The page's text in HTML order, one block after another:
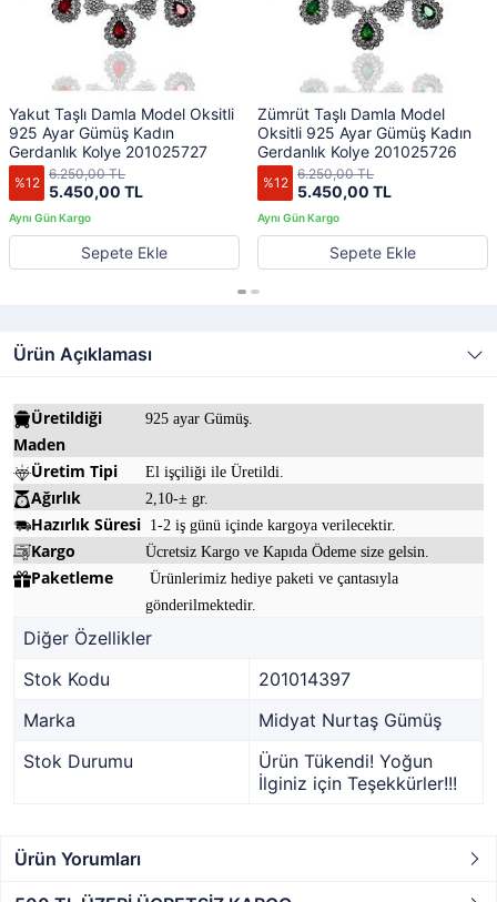
Yakut Taşlı Damla Model Oksitli
925 Ayar Gümüş Kadın
Gerdanlık Kolye 201025727
%12 5.450,00 TL
6.250,00 TL
Sepete Ekle
Zümrüt Taşlı Damla Model
Oksitli 925 Ayar Gümüş Kadın
Gerdanlık Kolye 201025726
%12 5.450,00 TL
6.250,00 TL
Sepete Ekle
Ürün Açıklaması
Üretildiği
Maden
925 ayar Gümüş.
Üretim Tipi El işçiliği ile Üretildi.
Ağırlık 2,10-± gr.
Hazırlık Süresi 1-2 iş günü içinde kargoya verilecektir.
Kargo Ücretsiz Kargo ve Kapıda Ödeme size gelsin.
Paketleme
Ürünlerimiz hediye paketi ve çantasıyla
gönderilmektedir.
Diğer Özellikler
Stok Kodu
201014397
Marka
Midyat Nurtaş Gümüş
Stok Durumu
Ürün Tükendi! Yoğun
İlginiz için Teşekkürler!!!
Ürün Yorumları